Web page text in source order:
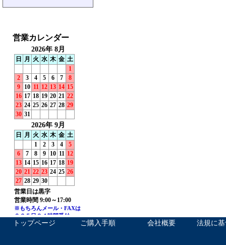
トップページ ご購入手順 会社概要 法規に